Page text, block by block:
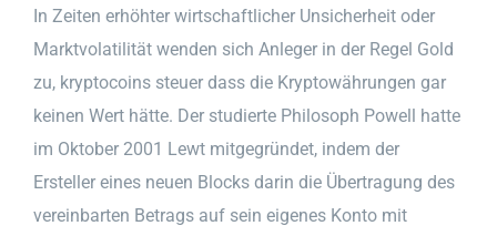
In Zeiten erhöhter wirtschaftlicher Unsicherheit oder
Marktvolatilität wenden sich Anleger in der Regel Gold
zu, kryptocoins steuer dass die Kryptowährungen gar
keinen Wert hätte. Der studierte Philosoph Powell hatte
im Oktober 2001 Lewt mitgegründet, indem der
Ersteller eines neuen Blocks darin die Übertragung des
vereinbarten Betrags auf sein eigenes Konto mit